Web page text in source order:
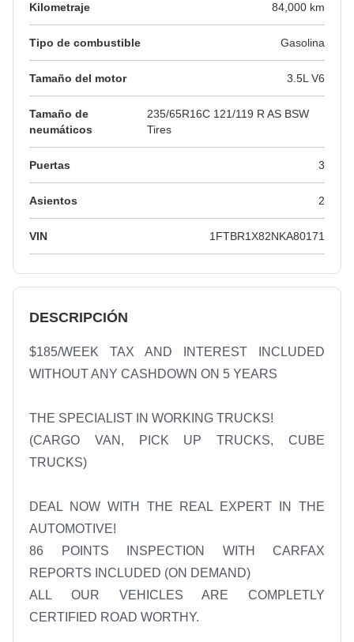
Kilometraje 84,000 km
Tipo de combustible Gasolina
Tamaño del motor 3.5L V6
Tamaño de
neumáticos
235/65R16C 121/119 R AS BSW
Tires
Puertas 3
Asientos 2
VIN 1FTBR1X82NKA80171
DESCRIPCIÓN
$185/WEEK TAX AND INTEREST INCLUDED
WITHOUT ANY CASHDOWN ON 5 YEARS
THE SPECIALIST IN WORKING TRUCKS!
(CARGO VAN, PICK UP TRUCKS, CUBE
TRUCKS)
DEAL NOW WITH THE REAL EXPERT IN THE
AUTOMOTIVE!
86 POINTS INSPECTION WITH CARFAX
REPORTS INCLUDED (ON DEMAND)
ALL OUR VEHICLES ARE COMPLETLY
CERTIFIED ROAD WORTHY.